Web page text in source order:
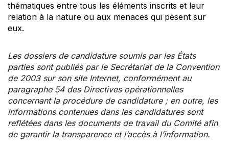
thématiques entre tous les éléments inscrits et leur
relation à la nature ou aux menaces qui pèsent sur
eux.
Les dossiers de candidature soumis par les États
parties sont publiés par le Secrétariat de la Convention
de 2003 sur son site Internet, conformément au
paragraphe 54 des Directives opérationnelles
concernant la procédure de candidature ; en outre, les
informations contenues dans les candidatures sont
reflétées dans les documents de travail du Comité afin
de garantir la transparence et l’accès à l’information.